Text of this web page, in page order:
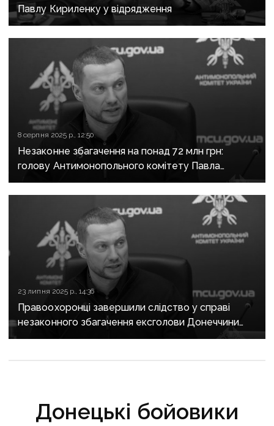
Павлу Кириленку у відрядження
8 серпня 2025 р., 12:50
Незаконне збагачення на понад 72 млн грн:
голову Антимонопольного комітету Павла
Кириленка можуть відсторонити від посади
23 липня 2025 р., 14:36
Правоохоронці завершили слідство у справі
незаконного збагачення ексголови Донеччини
Павла Кириленка
Донецькі бойовики